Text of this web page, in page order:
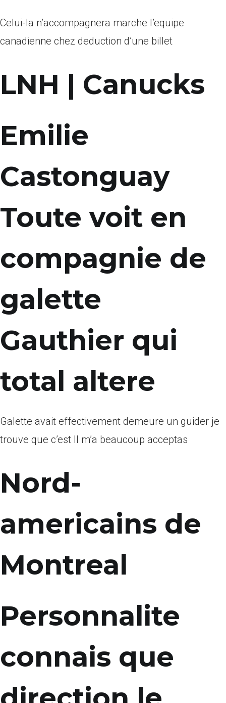
Celui-la n’accompagnera marche l’equipe
canadienne chez deduction d’une billet
LNH | Canucks
Emilie
Castonguay
Toute voit en
compagnie de
galette
Gauthier qui
total altere
Galette avait effectivement demeure un guider je
trouve que c’est Il m’a beaucoup acceptas
Nord-
americains de
Montreal
Personnalite
connais que